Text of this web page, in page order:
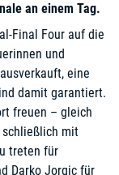
an einem Tag.
Final Four auf die
und
eine
damit garantiert.
freuen – gleich
schließlich mit
treten für
Darko Jorgic für